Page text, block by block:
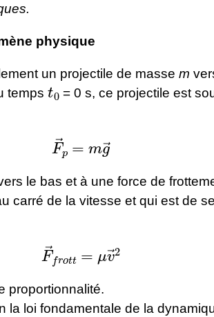
physique
un projectile de masse m
temps
t0
= 0 s, ce projectile est
F→ mg
le bas et à une force de
carré de la vitesse et qui est de
F→ μv→
proportionnalité.
la loi fondamentale de la